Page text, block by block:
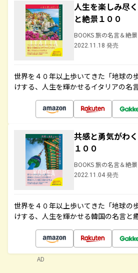
人生を楽しみ尽
と絶景１００
BOOKS 旅の名言＆絶景
2022.11.18 発売
世界を４０年以上歩いてきた「地球の
けする、人生を輝かせるイタリアの名
共感と勇気がわ
１００
BOOKS 旅の名言＆絶景
2022.11.04 発売
世界を４０年以上歩いてきた「地球の
けする、人生を輝かせる韓国の名言と
AD